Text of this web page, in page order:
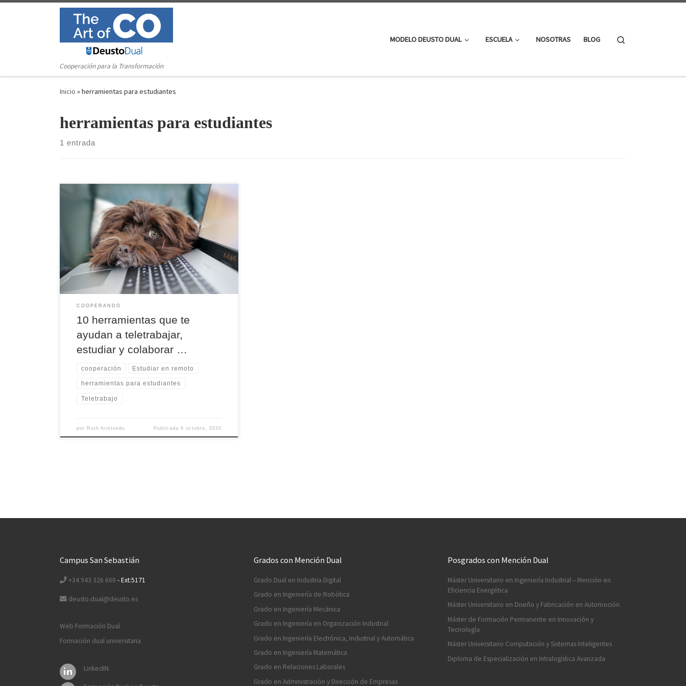
Cooperación para la Transformación
MODELO DEUSTO DUAL ESCUELA NOSOTRAS BLOG
Inicio »herramientas para estudiantes
herramientas para estudiantes
1 entrada
A medida que el mundo evoluciona y la tecnología
avanza, lo que antes se consideraba innecesario e
ineficiente ahora es una necesidad y una realidad.
COOPERANDO
10 herramientas que te
ayudan a teletrabajar,
estudiar y colaborar …
cooperación Estudiar en remoto
herramientas para estudiantes
Teletrabajo
por Ruth Aristondo Publicada 6 octubre, 2020
Campus San Sebastián
+34 943 326 600 - Ext:5171
deusto.dual@deusto.es
Web Formación Dual
Formación dual universitaria
LinkedIN
Grados con Mención Dual
Grado Dual en Industria Digital
Grado en Ingeniería de Robótica
Grado en Ingeniería Mecánica
Grado en Ingeniería en Organización Industrial
Grado en Ingeniería Electrónica, Industrial y Automática
Grado en Ingeniería Matemática
Grado en Relaciones Laborales
Grado en Administración y Dirección de Empresas
Posgrados con Mención Dual
Máster Universitario en Ingeniería Industrial – Mención en
Eficiencia Energética
Máster Universitario en Diseño y Fabricación en Automoción
Máster de Formación Permanente en Innovación y
Tecnología
Máster Universitario Computación y Sistemas Inteligentes
Diploma de Especialización en Intralogística Avanzada